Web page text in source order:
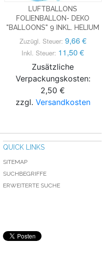
LUFTBALLONS
FOLIENBALLON- DEKO
"BALLOONS" 9 INKL. HELIUM
Zuzügl. Steuer: 9,66 €
Inkl. Steuer: 11,50 €
Zusätzliche
Verpackungskosten:
2,50 €
zzgl. Versandkosten
QUICK LINKS
SITEMAP
SUCHBEGRIFFE
ERWEITERTE SUCHE